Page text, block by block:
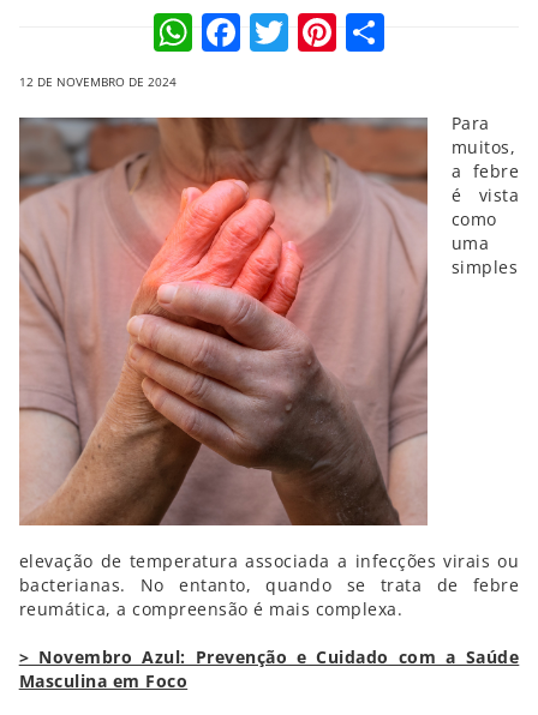
WhatsApp
Facebook
TwitterPinterest
12 DE NOVEMBRO DE 2024
Para
muitos,
a febre
é vista
como
uma
simples
elevação de temperatura associada a infecções virais ou
bacterianas. No entanto, quando se trata de febre
reumática, a compreensão é mais complexa.
> Novembro Azul: Prevenção e Cuidado com a Saúde
Masculina em Foco